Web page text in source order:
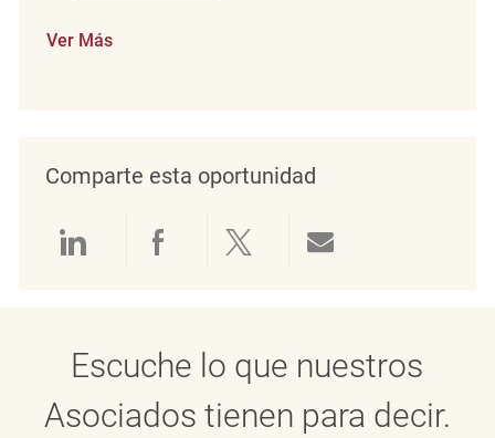
Ver Más
Comparte esta oportunidad
Compartir a través de LinkedIn
Compartir a través de
Compartir a través
Escuche lo que nuestros
Asociados tienen para decir.